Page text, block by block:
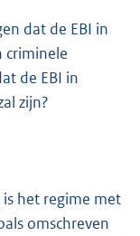
dat de EBI in
criminele
de EBI in
zijn?
is het regime met
omschreven